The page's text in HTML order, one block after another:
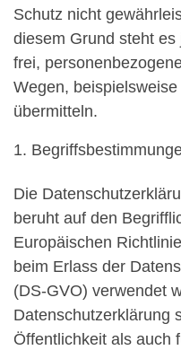
Schutz nicht
diesem Grund steht
frei,
Wegen,
übermitteln.
1.
Die
beruht auf den
Europäischen
beim Erlass der
(DS-GVO) verwendet
Datenschutzerklärung
Öffentlichkeit als auch